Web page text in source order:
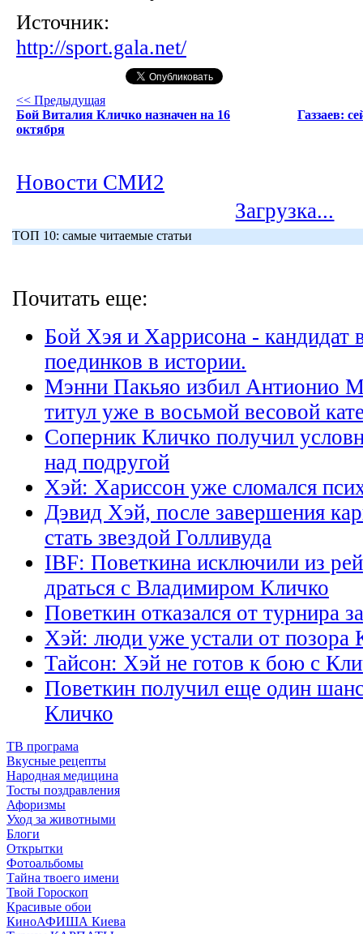
Источник:
http://sport.gala.net/
<< Предыдущая
Бой Виталия Кличко назначен на 16
октября
Газзаев:
Новости СМИ2
Загрузка...
ТОП 10: самые читаемые статьи
Почитать еще:
Бой Хэя и Харрисона - кандидат
поединков в истории.
Мэнни Пакьяо избил Антионио
титул уже в восьмой весовой
Соперник Кличко получил
над подругой
Хэй: Хариссон уже сломался
Дэвид Хэй, после завершения
стать звездой Голливуда
IBF: Поветкина исключили из
драться с Владимиром Кличко
Поветкин отказался от турнира
Хэй: люди уже устали от позора
Тайсон: Хэй не готов к бою с
Поветкин получил еще один шанс
Кличко
ТВ програма
Вкусные рецепты
Народная медицина
Тосты поздравления
Афоризмы
Уход за животными
Блоги
Открытки
Фотоальбомы
Тайна твоего имени
Твой Гороскоп
Красивые обои
КиноАФИША Киева